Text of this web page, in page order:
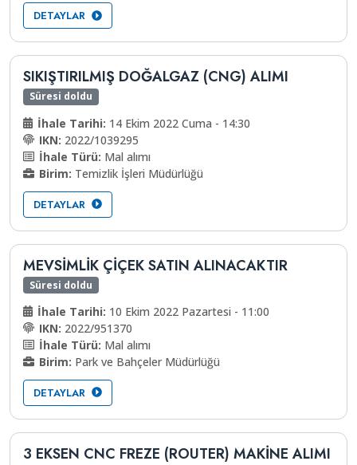
DETAYLAR
SIKIŞTIRILMIŞ DOĞALGAZ (CNG) ALIMI
Süresi doldu
İhale Tarihi: 14 Ekim 2022 Cuma - 14:30
IKN: 2022/1039295
İhale Türü: Mal alımı
Birim: Temizlik İşleri Müdürlüğü
DETAYLAR
MEVSİMLİK ÇİÇEK SATIN ALINACAKTIR
Süresi doldu
İhale Tarihi: 10 Ekim 2022 Pazartesi - 11:00
IKN: 2022/951370
İhale Türü: Mal alımı
Birim: Park ve Bahçeler Müdürlüğü
DETAYLAR
3 EKSEN CNC FREZE (ROUTER) MAKİNE ALIMI